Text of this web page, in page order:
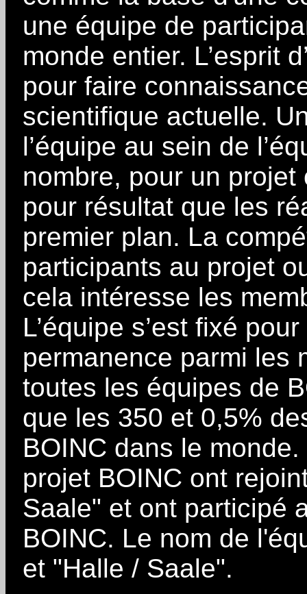
une équipe de
monde entier. L’esprit
pour faire
scientifique actuelle.
l’équipe au sein de
nombre, pour un
pour résultat que les
premier plan. La
participants au projet
cela intéresse les
L’équipe s’est fixé
permanence parmi les
toutes les équipes de
que les 350 et 0,5%
BOINC dans le
projet BOINC ont
Saale" et ont participé
BOINC. Le nom de
et "Halle / Saale".